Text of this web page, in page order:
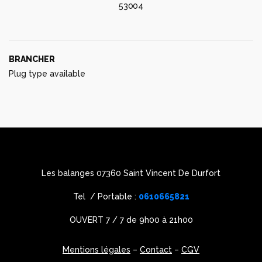
53004
BRANCHER
Plug type available
Les balanges 07360 Saint Vincent De Durfort
Tel / Portable : 0610665821
OUVERT 7 / 7 de 9h00 à 21h00
Mentions légales – Contact – CGV